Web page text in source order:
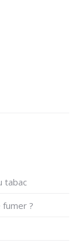
tabac
?